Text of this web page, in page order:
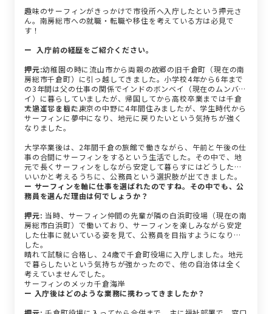
趣味のサーフィンがきっかけで市役所へ入庁したという押元さ
ん。南房総市への就職・転職や移住を考えている方は必見で
す！
ー 入庁前の経歴をご紹介ください。
押元:幼稚園の時に流山市から両親の故郷の旧千倉町（現在の南
房総市千倉町）に引っ越してきました。小学校4年から6年まで
の3年間は父の仕事の関係でインドのボンベイ（現在のムンバ
イ）に暮らしていましたが、帰国してから高校卒業までは千倉
で過ごしました。
大学進学を機に東京の中野に4年間住みましたが、学生時代から
サーフィンに夢中になり、地元に戻りたいという気持ちが強く
なりました。
大学卒業後は、2年間千倉の旅館で働きながら、午前と午後の仕
事の合間にサーフィンをするという生活でした。その中で、地
元で長くサーフィンをしながら安定して暮らすにはどうしたら
いいかと考えるうちに、公務員という選択肢が出てきました。
ー サーフィンを軸に仕事を選ばれたのですね。その中でも、公
務員を選んだ理由は何でしょうか？
押元: 当時、サーフィン仲間の先輩が隣の白浜町役場（現在の南
房総市白浜町）で働いており、サーフィンを楽しみながら安定
した仕事に就いている姿を見て、公務員を目指すようになりま
した。
晴れて試験に合格し、24歳で千倉町役場に入庁しました。地元
で暮らしたいという気持ちが強かったので、他の自治体は全く
考えていませんでした。
サーフィンのメッカ千倉海岸
ー 入庁後はどのような業務に携わってきましたか？